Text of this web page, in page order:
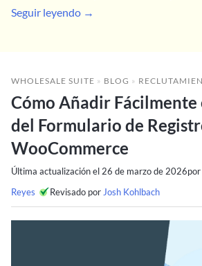
Seguir leyendo →
WHOLESALE SUITE » BLOG » RECLUTAMIENTO
Cómo Añadir Fácilmente
del Formulario de
WooCommerce
Última actualización el 26 de marzo de 2026por
Reyes
Revisado por Josh Kohlbach